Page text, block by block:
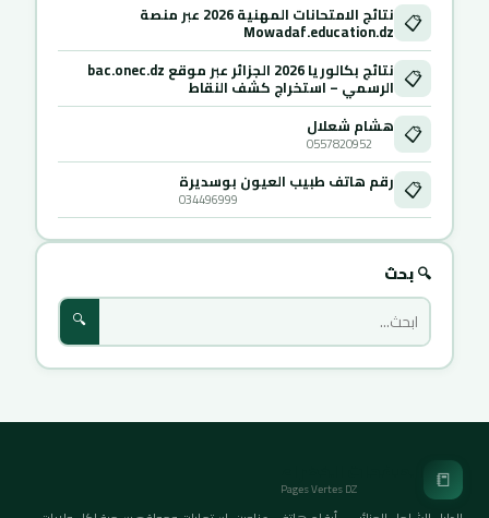
📋 نتائج الامتحانات المهنية 2026 عبر منصة
Mowadaf.education.dz
📋 نتائج بكالوريا 2026 الجزائر عبر موقع bac.onec.dz
الرسمي – استخراج كشف النقاط
📋 هشام شعلال
0557820952
📋 رقم هاتف طبيب العيون بوسديرة
034496999
🔍 بحث
🔍
📒
Pages Vertes DZ